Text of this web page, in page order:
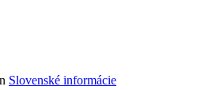
Slovenské informácie